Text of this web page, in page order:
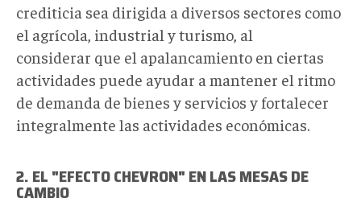
crediticia sea dirigida a diversos sectores como
el agrícola, industrial y turismo, al
considerar que el apalancamiento en ciertas
actividades puede ayudar a mantener el ritmo
de demanda de bienes y servicios y fortalecer
integralmente las actividades económicas.
2. EL "EFECTO CHEVRON" EN LAS MESAS DE
CAMBIO